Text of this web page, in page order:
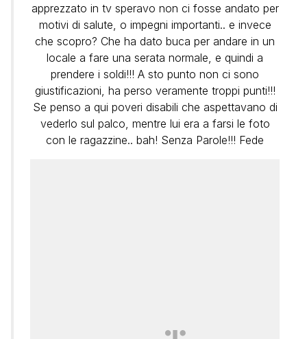
apprezzato in tv speravo non ci fosse andato per
motivi di salute, o impegni importanti.. e invece
che scopro? Che ha dato buca per andare in un
locale a fare una serata normale, e quindi a
prendere i soldi!!! A sto punto non ci sono
giustificazioni, ha perso veramente troppi punti!!!
Se penso a qui poveri disabili che aspettavano di
vederlo sul palco, mentre lui era a farsi le foto
con le ragazzine.. bah! Senza Parole!!! Fede